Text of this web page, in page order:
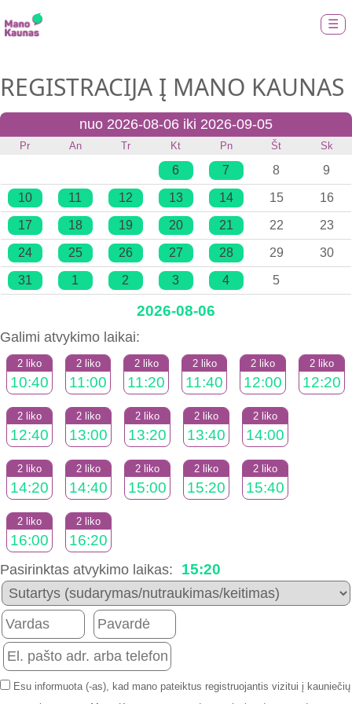
☰
REGISTRACIJA Į MANO KAUNAS
nuo 2026-08-06 iki 2026-09-05
Pr An Tr Kt Pn Št Sk
6 7 8 9
10 11 12 13 14 15 16
17 18 19 20 21 22 23
24 25 26 27 28 29 30
31 1 2 3 4 5
2026-08-06
Galimi atvykimo laikai:
2 liko
10:40
2 liko
11:00
2 liko
11:20
2 liko
11:40
2 liko
12:00
2 liko
12:20
2 liko
12:40
2 liko
13:00
2 liko
13:20
2 liko
13:40
2 liko
14:00
2 liko
14:20
2 liko
14:40
2 liko
15:00
2 liko
15:20
2 liko
15:40
2 liko
16:00
2 liko
16:20
Pasirinktas atvykimo laikas: 15:20
Esu informuota (-as), kad mano pateiktus registruojantis vizitui į kauniečių